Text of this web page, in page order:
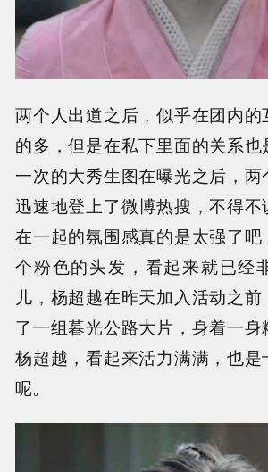
两个人出道之后，似乎在团内
的多，但是在私下里面的关系
一次的大秀生图在曝光之后，两
迅速地登上了微博热搜，不得
在一起的氛围感真的是太强了
个粉色的头发，看起来就已经
儿，杨超越在昨天加入活动之
了一组暮光公路大片，身着一
杨超越，看起来活力满满，也
呢。